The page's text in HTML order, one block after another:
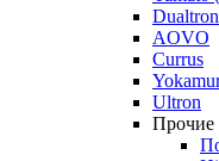
Dualtron
AOVO
Currus
Ultron
Прочие